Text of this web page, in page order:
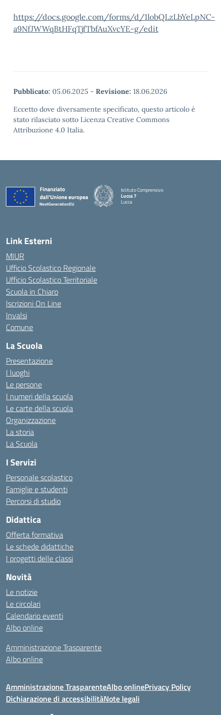
https://docs.google.com/forms/d/1lobQLzLbYeLpNC-
a9NfJWWqBtHFqTjfTbfAuXvcYE-g/edit
Pubblicato: 05.06.2025 - Revisione: 18.06.2026
Eccetto dove diversamente specificato, questo articolo è
stato rilasciato sotto Licenza Creative Commons
Attribuzione 4.0 Italia.
Istituto Comprensivo
Lucca 7
Lucca
Link Esterni
MIUR
Ufficio Scolastico Regionale
Ufficio Scolastico Territoriale
Scuola in Chiaro
Iscrizioni On Line
Invalsi
Comune
La Scuola
Presentazione
I luoghi
Le persone
I numeri della scuola
Le carte della scuola
Organizzazione
La storia
La Scuola
I Servizi
Personale scolastico
Famiglie e studenti
Percorsi di studio
Didattica
Offerta formativa
Le schede didattiche
I progetti delle classi
Novità
Le notizie
Le circolari
Calendario eventi
Albo online
Amministrazione Trasparente
Albo online
Amministrazione TrasparenteAlbo onlinePrivacy Policy
Dichiarazione di accessibilitàNote legali